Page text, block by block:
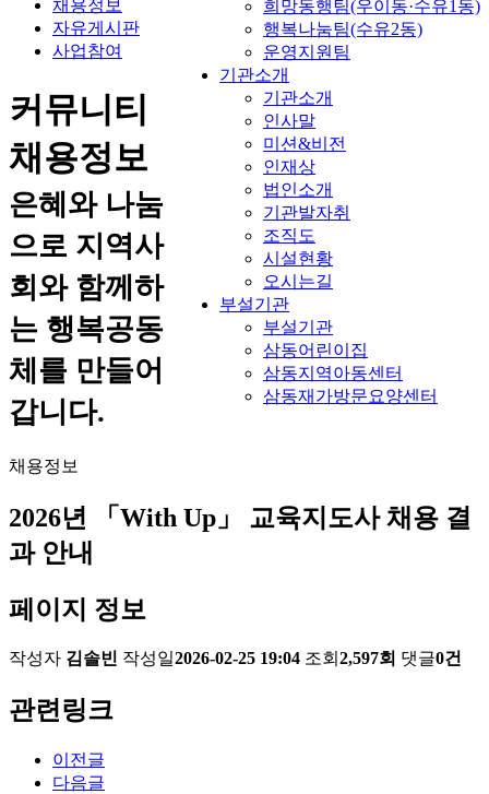
희망동행팀(우이동·수유1동)
행복나눔팀(수유2동)
운영지원팀
기관소개
기관소개
인사말
미션&비전
인재상
법인소개
기관발자취
조직도
시설현황
오시는길
부설기관
부설기관
삼동어린이집
삼동지역아동센터
삼동재가방문요양센터
채용정보
자유게시판
사업참여
커뮤니티
채용정보
은혜와 나눔
으로 지역사
회와 함께하
는 행복공동
체를 만들어
갑니다.
채용정보
2026년 「With Up」 교육지도사 채용 결
과 안내
페이지 정보
작성자 김솔빈 작성일2026-02-25 19:04 조회 2,597회 댓글0건
관련링크
이전글
다음글